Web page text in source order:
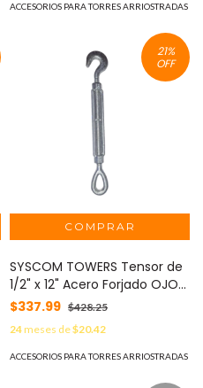
ACCESORIOS PARA TORRES ARRIOSTRADAS
21%
OFF
SYSCOM TOWERS Tensor de
1/2" x 12" Acero Forjado OJO-
GANCHO Galv. Inmersión en
Caliente (Carga Max. 1500
lbs). TEN1/2X12OGJ
$337.99 $428.25
24meses de$20.42
ACCESORIOS PARA TORRES ARRIOSTRADAS